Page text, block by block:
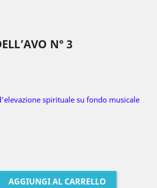
N° 3
spirituale su fondo musicale
AGGIUNGI AL CARRELLO